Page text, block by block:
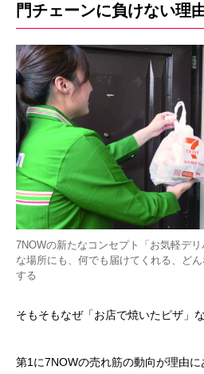
門チェーンに負けない理
7NOWの新たなコンセプト「お気軽デ
な場所にも、何でも届けてくれる、ど
する
そもそもなぜ「お店で焼いたピザ」
第1に7NOWの売れ筋の動向が理由